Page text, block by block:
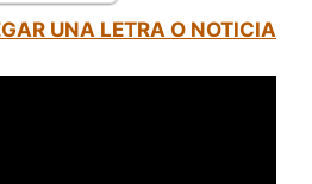
UNA LETRA O NOTICIA